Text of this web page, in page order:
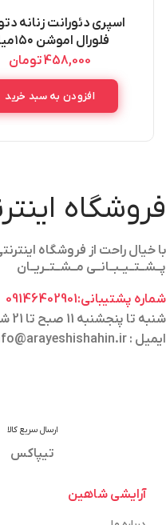
اسپری دئورانت زنانه
فلورال
Detox Floral
Deorant Spray
458,000تومان
افزودن به سبد خرید
فروشگاه
با خیال راحت از فروشگاه
پــشــتــیــبــانــی مــشــتــریــان
شماره پشتیبانی:09146402901
شنبه تا پنجشنبه 11 صبح تا 21 شب
ایمیل : info@arayeshishahin.ir
ارسال سریع کالا
تیپاکس
آرایشی شاهین